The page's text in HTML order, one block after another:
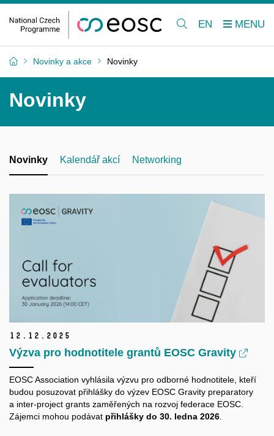
EN
Novinky a akce Novinky
Novinky
Novinky Kalendář akcí Networking
12. 12. 2025
Výzva pro hodnotitele grantů EOSC Gravity
EOSC Association vyhlásila výzvu pro odborné hodnotitele, kteří
budou posuzovat přihlášky do výzev EOSC Gravity preparatory
a inter-project grants zaměřených na rozvoj federace EOSC.
Zájemci mohou podávat přihlášky do 30. ledna 2026